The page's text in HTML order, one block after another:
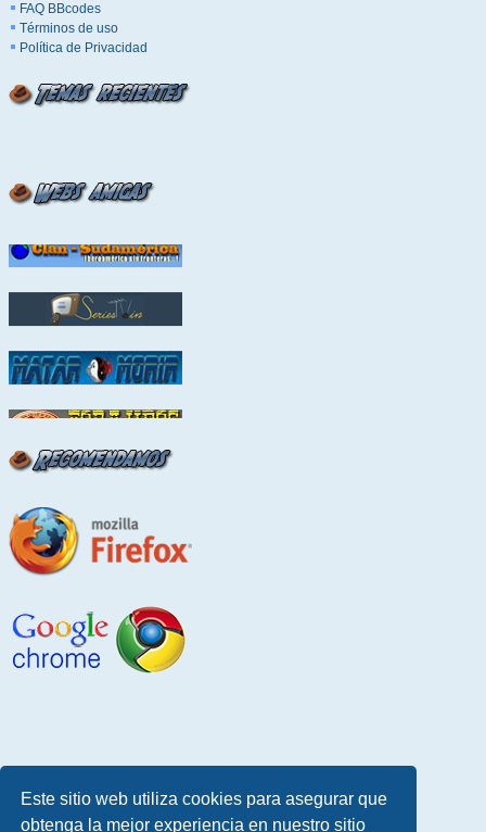
Este sitio web utiliza cookies para asegurar que
obtenga la mejor experiencia en nuestro sitio
FAQ BBcodes
Términos de uso
Política de Privacidad